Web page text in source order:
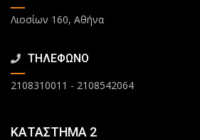
Λιοσίων 160, Αθήνα
ΤΗΛΕΦΩΝΟ
2108310011 - 2108542064
ΚΑΤΑΣΤΗΜΑ 2